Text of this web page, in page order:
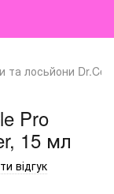
та лосьйони
Pro
15 мл
відгук